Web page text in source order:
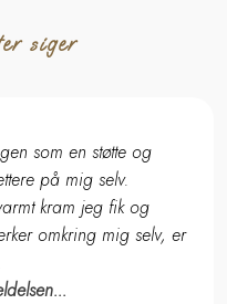
siger​​
som en støtte og
på mig selv.
kram jeg fik og
omkring mig selv, er